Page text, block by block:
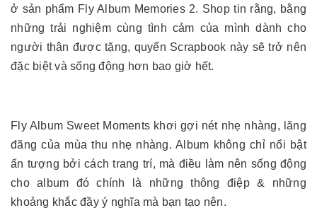
ở sản phẩm Fly Album Memories 2. Shop tin rằng, bằng
những trải nghiệm cùng tình cảm của mình dành cho
người thân được tặng, quyển Scrapbook này sẽ trở nên
đặc biệt và sống động hơn bao giờ hết.
Fly Album Sweet Moments khơi gợi nét nhẹ nhàng, lãng
đãng của mùa thu nhẹ nhàng. Album không chỉ nổi bật
ấn tượng bởi cách trang trí, mà điều làm nên sống động
cho album đó chính là những thông điệp & những
khoảng khắc đầy ý nghĩa mà bạn tạo nên.